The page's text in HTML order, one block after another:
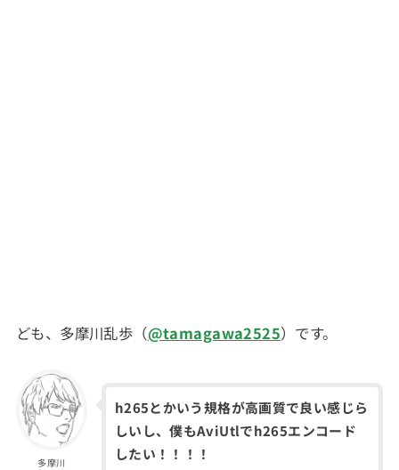
ども、多摩川乱歩（@tamagawa2525）です。
多摩川
h265とかいう規格が高画質で良い感じら
しいし、僕もAviUtlでh265エンコード
したい！！！！